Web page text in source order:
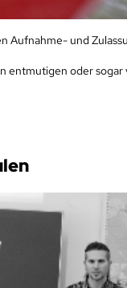
Aufnahme- und
entmutigen oder sogar